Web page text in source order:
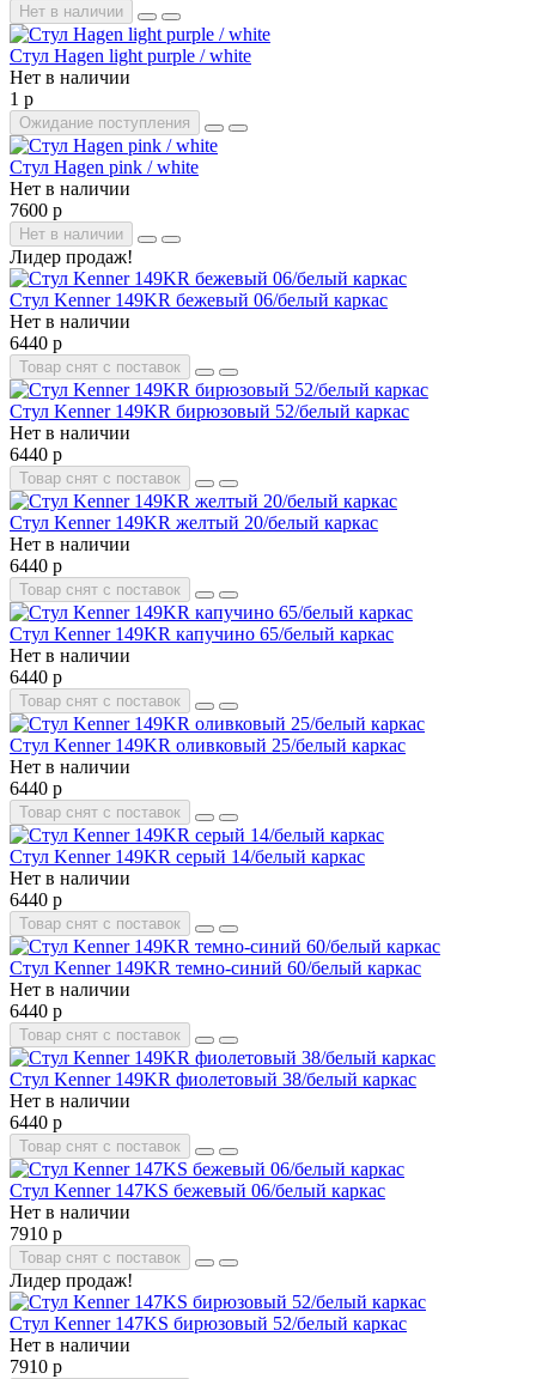
Нет в наличии
Стул Hagen light purple / white
Нет в наличии
1 р
Ожидание поступления
Стул Hagen pink / white
Нет в наличии
7600 р
Нет в наличии
Лидер продаж!
Стул Kenner 149KR бежевый 06/белый каркас
Нет в наличии
6440 р
Товар снят с поставок
Стул Kenner 149KR бирюзовый 52/белый каркас
Нет в наличии
6440 р
Товар снят с поставок
Стул Kenner 149KR желтый 20/белый каркас
Нет в наличии
6440 р
Товар снят с поставок
Стул Kenner 149KR капучино 65/белый каркас
Нет в наличии
6440 р
Товар снят с поставок
Стул Kenner 149KR оливковый 25/белый каркас
Нет в наличии
6440 р
Товар снят с поставок
Стул Kenner 149KR серый 14/белый каркас
Нет в наличии
6440 р
Товар снят с поставок
Стул Kenner 149KR темно-синий 60/белый каркас
Нет в наличии
6440 р
Товар снят с поставок
Стул Kenner 149KR фиолетовый 38/белый каркас
Нет в наличии
6440 р
Товар снят с поставок
Стул Kenner 147KS бежевый 06/белый каркас
Нет в наличии
7910 р
Товар снят с поставок
Лидер продаж!
Стул Kenner 147KS бирюзовый 52/белый каркас
Нет в наличии
7910 р